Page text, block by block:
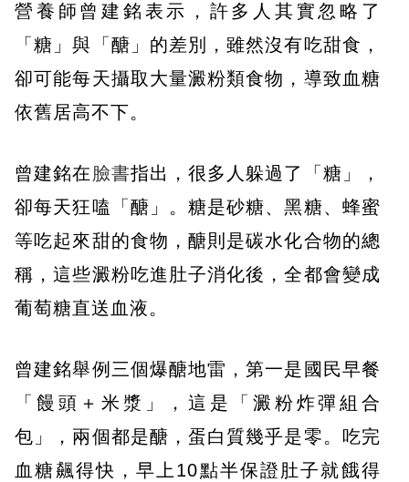
營養師曾建銘表示，許多人其實忽略了
「糖」與「醣」的差別，雖然沒有吃甜食，
卻可能每天攝取大量澱粉類食物，導致血糖
依舊居高不下。
曾建銘在臉書指出，很多人躲過了「糖」，
卻每天狂嗑「醣」。糖是砂糖、黑糖、蜂蜜
等吃起來甜的食物，醣則是碳水化合物的總
稱，這些澱粉吃進肚子消化後，全都會變成
葡萄糖直送血液。
曾建銘舉例三個爆醣地雷，第一是國民早餐
「饅頭＋米漿」，這是「澱粉炸彈組合
包」，兩個都是醣，蛋白質幾乎是零。吃完
血糖飆得快，早上10點半保證肚子就餓得